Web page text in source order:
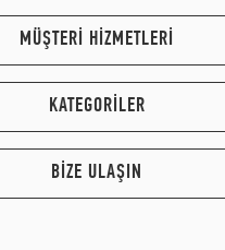
MÜŞTERİ HİZMETLERİ
KATEGORİLER
BİZE ULAŞIN